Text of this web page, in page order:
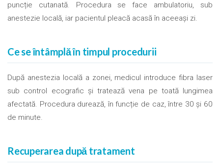
puncție cutanată. Procedura se face ambulatoriu, sub
anestezie locală, iar pacientul pleacă acasă în aceeași zi.
Ce se întâmplă în timpul procedurii
După anestezia locală a zonei, medicul introduce fibra laser
sub control ecografic și tratează vena pe toată lungimea
afectată. Procedura durează, în funcție de caz, între 30 și 60
de minute.
Recuperarea după tratament